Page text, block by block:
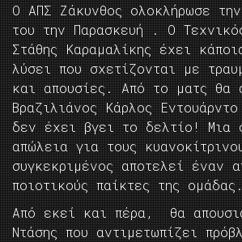
Ο ΑΠΣ Ζάκυνθος ολοκλήρωσε
του την Παρασκευή . Ο
Στάθης Καραμαλίκης έχει
λύσει που σχετίζονται με
και απουσίες. Από το ματς θα
Βραζιλιάνος Κάρλος
δεν έχει βγει το δελτίο! Μια
απώλεια για τους
συγκεκριμένος αποτελεί έναν
ποιοτικούς παίκτες της ομάδας.
Από εκεί και πέρα, θα
Ντάσης που αντιμετωπίζει